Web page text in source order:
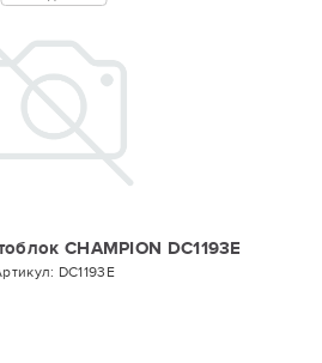
CHAMPION DC1193E
DC1193E